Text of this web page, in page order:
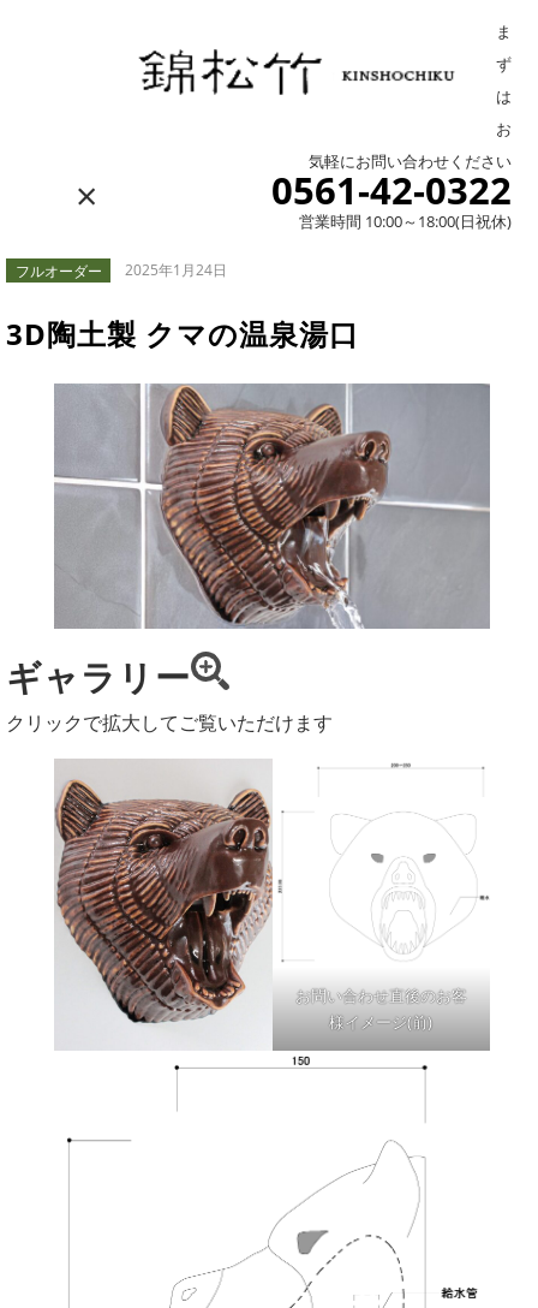
ま
ず
は
お
気軽にお問い合わせください
0561-42-0322
営業時間 10:00～18:00(日祝休)
×
フルオーダー 2025年1月24日
3D陶土製 クマの温泉湯口
ギャラリー
クリックで拡大してご覧いただけます
お問い合わせ直後のお客
様イメージ(前)